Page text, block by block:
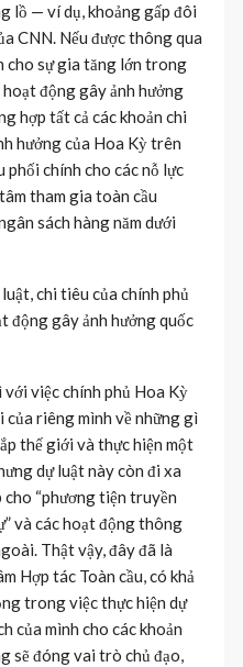
lồ — ví dụ, khoảng gấp đôi
CNN. Nếu được thông qua
cho sự gia tăng lớn trong
động gây ảnh hưởng
hợp tất cả các khoản chi
hưởng của Hoa Kỳ trên
phối chính cho các nỗ lực
tham gia toàn cầu
sách hàng năm dưới
chi tiêu của chính phủ
động gây ảnh hưởng quốc
việc chính phủ Hoa Kỳ
riêng mình về những gì
thế giới và thực hiện một
dự luật này còn đi xa
cho “phương tiện truyền
và các hoạt động thông
Thật vậy, đây đã là
Hợp tác Toàn cầu, có khả
trong việc thực hiện dự
của mình cho các khoản
sẽ đóng vai trò chủ đạo,